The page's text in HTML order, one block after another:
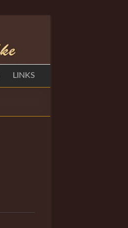
LINKS